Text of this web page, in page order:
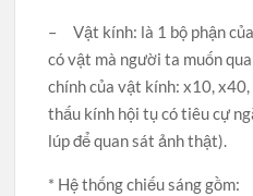
– Vật kính: là 1 bộ phận
có vật mà người ta muốn
chính của vật kính: x10,
thấu kính hội tụ có tiêu cự
lúp để quan sát ảnh thật).
* Hệ thống chiếu sáng gồm: